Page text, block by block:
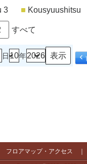
3 Kousyuushitsu
すべて
日 年
フロアマップ・アクセス